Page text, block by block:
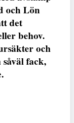
och Lön
det
behov.
och
fack,